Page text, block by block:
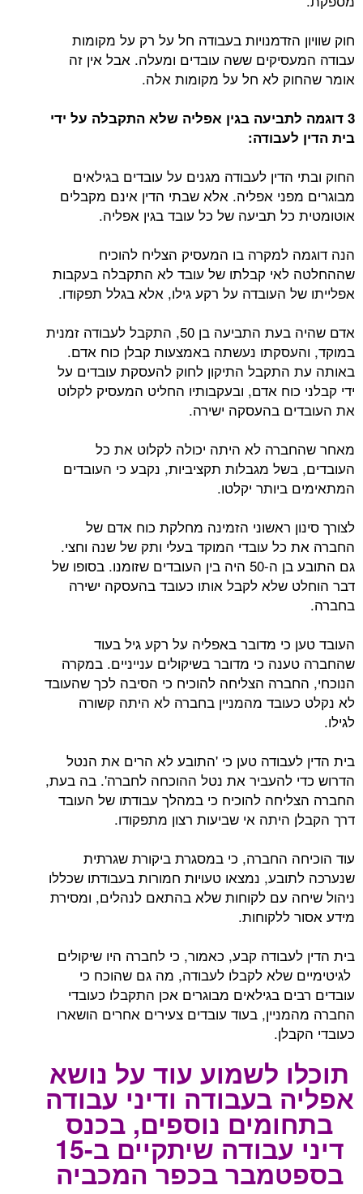
חוק שוויון הזדמנויות בעבודה חל על רק על מקומות
עבודה המעסיקים ששה עובדים ומעלה. אבל אין זה
אומר שהחוק לא חל על מקומות אלה.
3 דוגמה לתביעה בגין אפליה שלא התקבלה על ידי
בית הדין לעבודה:
החוק ובתי הדין לעבודה מגנים על עובדים בגילאים
מבוגרים מפני אפליה. אלא שבתי הדין אינם מקבלים
אוטומטית כל תביעה של כל עובד בגין אפליה.
הנה דוגמה למקרה בו המעסיק הצליח להוכיח
שההחלטה לאי קבלתו של עובד לא התקבלה בעקבות
אפלייתו של העובדה על רקע גילו, אלא בגלל תפקודו.
אדם שהיה בעת התביעה בן 50, התקבל לעבודה זמנית
במוקד, והעסקתו נעשתה באמצעות קבלן כוח אדם.
באותה עת התקבל התיקון לחוק להעסקת עובדים על
ידי קבלני כוח אדם, ובעקבותיו החליט המעסיק לקלוט
את העובדים בהעסקה ישירה.
מאחר שהחברה לא היתה יכולה לקלוט את כל
העובדים, בשל מגבלות תקציביות, נקבע כי העובדים
המתאימים ביותר יקלטו.
לצורך סינון ראשוני הזמינה מחלקת כוח אדם של
החברה את כל עובדי המוקד בעלי ותק של שנה וחצי.
גם התובע בן ה-50 היה בין העובדים שזומנו. בסופו של
דבר הוחלט שלא לקבל אותו כעובד בהעסקה ישירה
בחברה.
העובד טען כי מדובר באפליה על רקע גיל בעוד
שהחברה טענה כי מדובר בשיקולים ענייניים. במקרה
הנוכחי, החברה הצליחה להוכיח כי הסיבה לכך שהעובד
לא נקלט כעובד מהמניין בחברה לא היתה קשורה
לגילו.
בית הדין לעבודה טען כי 'התובע לא הרים את הנטל
הדרוש כדי להעביר את נטל ההוכחה לחברה'. בה בעת,
החברה הצליחה להוכיח כי במהלך עבודתו של העובד
דרך הקבלן היתה אי שביעות רצון מתפקודו.
עוד הוכיחה החברה, כי במסגרת ביקורת שגרתית
שנערכה לתובע, נמצאו טעויות חמורות בעבודתו שכללו
ניהול שיחה עם לקוחות שלא בהתאם לנהלים, ומסירת
מידע אסור ללקוחות.
בית הדין לעבודה קבע, כאמור, כי לחברה היו שיקולים
לגיטימיים שלא לקבלו לעבודה, מה גם שהוכח כי
עובדים רבים בגילאים מבוגרים אכן התקבלו כעובדי
החברה מהמניין, בעוד עובדים צעירים אחרים הושארו
כעובדי הקבלן.
תוכלו לשמוע עוד על נושא
אפליה בעבודה ודיני עבודה
בתחומים נוספים, בכנס
דיני עבודה שיתקיים ב-15
בספטמבר בכפר המכביה